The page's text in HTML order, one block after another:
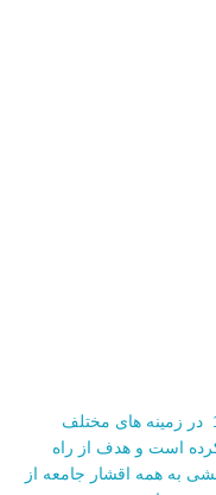
تیم پژوهشی کوله پشتی از اواخر سال 1390 در زمینه های مختلف
است و هدف از راه
به همه اقشار جامعه از